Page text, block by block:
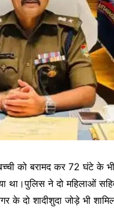
को बरामद कर 72 घंटे के
था।पुलिस ने दो महिलाओं
दो शादीशुदा जोड़े भी